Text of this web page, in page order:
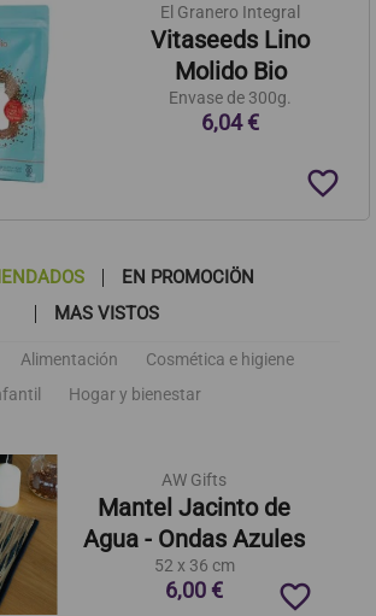
El Granero Integral
Vitaseeds Lino
Molido Bio
Envase de 300g.
6,04 €
favorite_border
EN PROMOCIÖN
MAS VISTOS
Alimentación
Cosmética e higiene
Hogar y bienestar
AW Gifts
Mantel Jacinto de
Agua - Ondas Azules
52 x 36 cm
6,00 € favorite_border